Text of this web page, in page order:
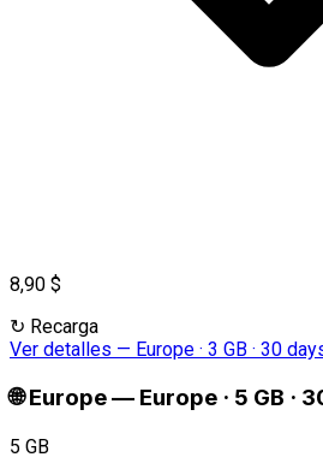
8,90 $
↻ Recarga
Ver detalles — Europe · 3 GB · 30
🌐 Europe— Europe · 5 GB ·
5 GB